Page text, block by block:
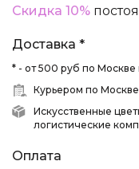
Скидка 10%
Доставка *
* - от 500 руб по
Курьером по
Искусственные
логистические
Оплата